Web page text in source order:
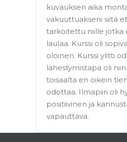
kuvauksen aika
vakuuttuakseni siitä
tarkoitettu niille jotka
laulaa. Kurssi oli
oloinen. Kurssi ylitti
lähestymistapa oli
toisaalta en oikein
odottaa. Ilmapiiri oli
positiivinen ja
vapauttava.